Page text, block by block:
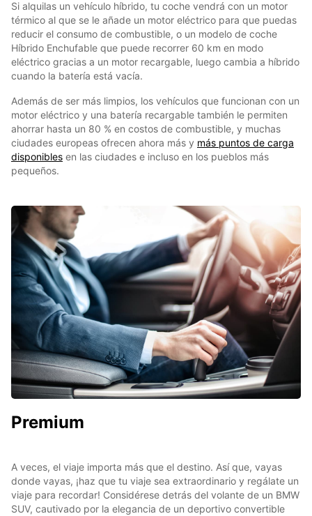
Si alquilas un vehículo híbrido, tu coche vendrá con un motor
térmico al que se le añade un motor eléctrico para que puedas
reducir el consumo de combustible, o un modelo de coche
Híbrido Enchufable que puede recorrer 60 km en modo
eléctrico gracias a un motor recargable, luego cambia a híbrido
cuando la batería está vacía.
Además de ser más limpios, los vehículos que funcionan con un
motor eléctrico y una batería recargable también le permiten
ahorrar hasta un 80 % en costos de combustible, y muchas
ciudades europeas ofrecen ahora más y más puntos de carga
disponibles en las ciudades e incluso en los pueblos más
pequeños.
Premium
A veces, el viaje importa más que el destino. Así que, vayas
donde vayas, ¡haz que tu viaje sea extraordinario y regálate un
viaje para recordar! Considérese detrás del volante de un BMW
SUV, cautivado por la elegancia de un deportivo convertible